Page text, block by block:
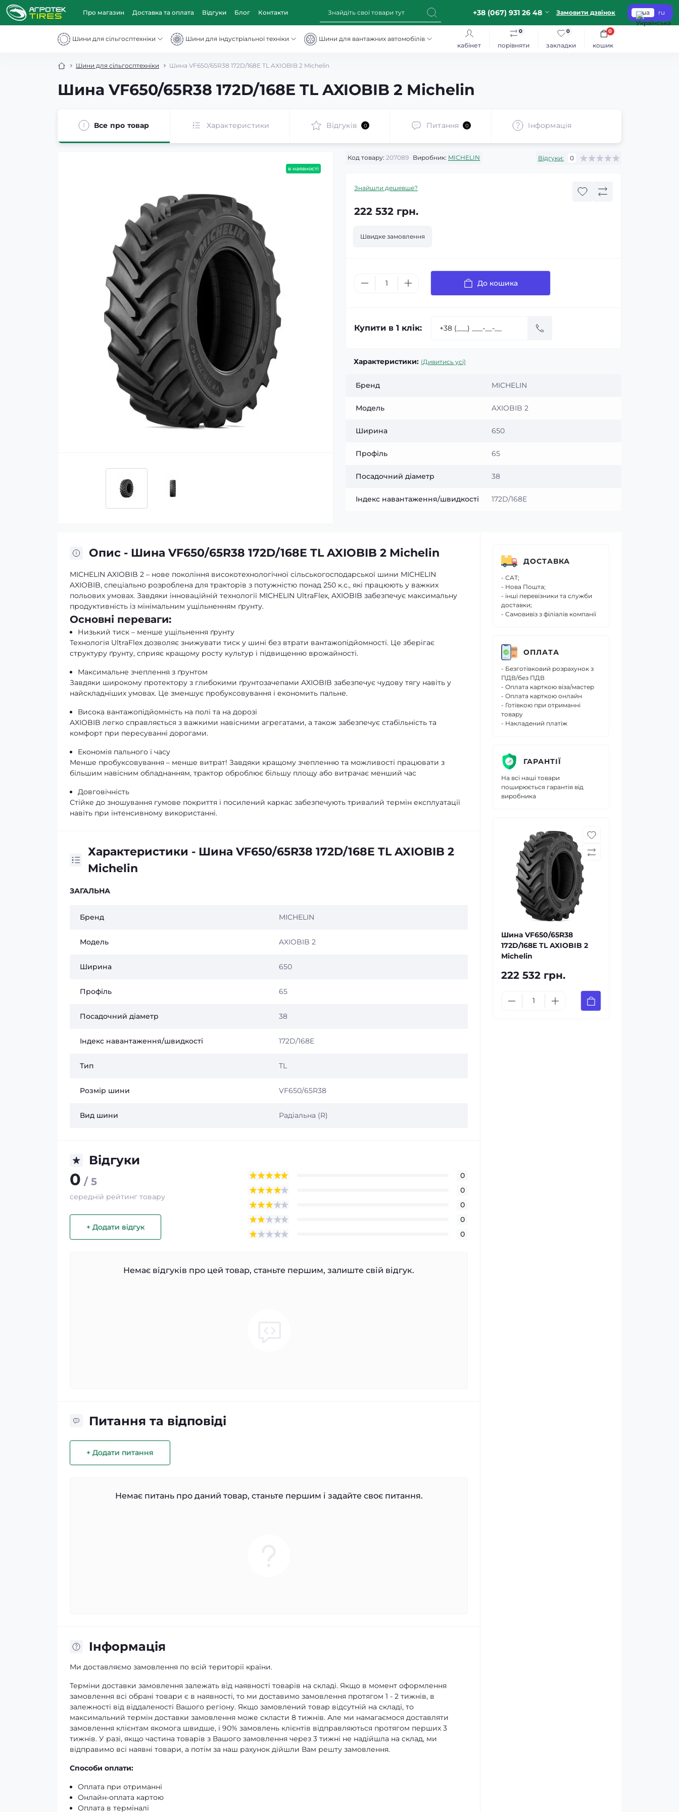
Про магазин Доставка та оплата Відгуки Блог Контакти +38 (067) 931 26 48 Замовити дзвінок ua ru
Шини для сільгосптехніки Шини для індустріальної техніки
Шини для вантажних автомобілів
кабінет
порівняти
0
закладки
0
кошик
0
Шини для сільгосптехніки Шина VF650/65R38 172D/168E TL AXIOBIB 2 Michelin
Шина VF650/65R38 172D/168E TL AXIOBIB 2 Michelin
Все про товар Характеристики Відгуків 0 Питання 0 Iнформація
в наявності
Код товару: 207089 Виробник: MICHELIN Відгуки: 0
Знайшли дешевше?
222 532 грн.
Швидке замовлення
До кошика
Купити в 1 клік:
Характеристики: (Дивитись усі)
Бренд MICHELIN
Модель AXIOBIB 2
Ширина 650
Профіль 65
Посадочний діаметр 38
Індекс навантаження/швидкості 172D/168E
Опис - Шина VF650/65R38 172D/168E TL AXIOBIB 2 Michelin
MICHELIN AXIOBIB 2 – нове покоління високотехнологічної сільськогосподарської шини MICHELIN
AXIOBIB, спеціально розроблена для тракторів з потужністю понад 250 к.с., які працюють у важких
польових умовах. Завдяки інноваційній технології MICHELIN UltraFlex, AXIOBIB забезпечує максимальну
продуктивність із мінімальним ущільненням ґрунту.
Основні переваги:
Низький тиск – менше ущільнення ґрунту
Технологія UltraFlex дозволяє знижувати тиск у шині без втрати вантажопідйомності. Це зберігає
структуру ґрунту, сприяє кращому росту культур і підвищенню врожайності.
Максимальне зчеплення з ґрунтом
Завдяки широкому протектору з глибокими ґрунтозачепами AXIOBIB забезпечує чудову тягу навіть у
найскладніших умовах. Це зменшує пробуксовування і економить пальне.
Висока вантажопідйомність на полі та на дорозі
AXIOBIB легко справляється з важкими навісними агрегатами, а також забезпечує стабільність та
комфорт при пересуванні дорогами.
Економія пального і часу
Менше пробуксовування – менше витрат! Завдяки кращому зчепленню та можливості працювати з
більшим навісним обладнанням, трактор оброблює більшу площу або витрачає менший час
Довговічність
Стійке до зношування гумове покриття і посилений каркас забезпечують тривалий термін експлуатації
навіть при інтенсивному використанні.
Характеристики - Шина VF650/65R38 172D/168E TL AXIOBIB 2
Michelin
ЗАГАЛЬНА
Бренд MICHELIN
Модель AXIOBIB 2
Ширина 650
Профіль 65
Посадочний діаметр 38
Індекс навантаження/швидкості 172D/168E
Тип TL
Розмір шини VF650/65R38
Вид шини Радіальна (R)
Відгуки
0 / 5
середній рейтинг товару
+ Додати відгук
0
0
0
0
0
Немає відгуків про цей товар, станьте першим, залиште свій відгук.
Питання та відповіді
+ Додати питання
Немає питань про даний товар, станьте першим і задайте своє питання.
Iнформація
Ми доставляємо замовлення по всій території країни.
Терміни доставки замовлення залежать від наявності товарів на складі. Якщо в момент оформлення
замовлення всі обрані товари є в наявності, то ми доставимо замовлення протягом 1 - 2 тижнів, в
залежності від віддаленості Вашого регіону. Якщо замовлений товар відсутній на складі, то
максимальний термін доставки замовлення може скласти 8 тижнів. Але ми намагаємося доставляти
замовлення клієнтам якомога швидше, і 90% замовлень клієнтів відправляються протягом перших 3
тижнів. У разі, якщо частина товарів з Вашого замовлення через 3 тижні не надійшла на склад, ми
відправимо всі наявні товари, а потім за наш рахунок дійшли Вам решту замовлення.
Способи оплати:
Оплата при отриманні
Онлайн-оплата картою
Оплата в терміналі
ДОСТАВКА
- САТ;
- Нова Пошта;
- інші перевізники та служби
доставки;
- Самовивіз з філіалів компанії
ОПЛАТА
- Безготівковий розрахунок з
ПДВ/без ПДВ
- Оплата карткою віза/мастер
- Оплата карткою онлайн
- Готівкою при отриманні
товару
- Накладений платіж
ГАРАНТІЇ
На всі наші товари
поширюється гарантія від
виробника
Шина VF650/65R38
172D/168E TL AXIOBIB 2
Michelin
222 532 грн.